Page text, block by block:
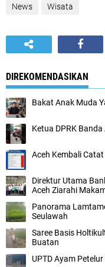
News Wisata
DIREKOMENDASIKAN
Bakat Anak Muda
Ketua DPRK
Aceh Kembali
Direktur Utama
Aceh Ziarahi
Panorama
Seulawah
Saree Basis
Buatan
UPTD Ayam